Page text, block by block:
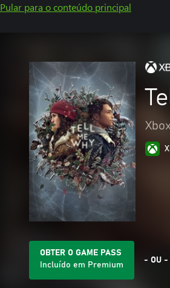
Pular para o conteúdo principal
OBTER O GAME PASS
Incluído em Premium
- OU -